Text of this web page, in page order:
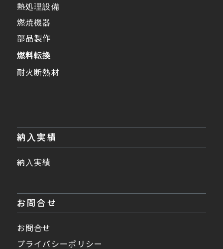
熱処理設備
燃焼機器
部品製作
燃料転換
耐火断熱材
納入実績
納入実績
お問合せ
お問合せ
プライバシーポリシー